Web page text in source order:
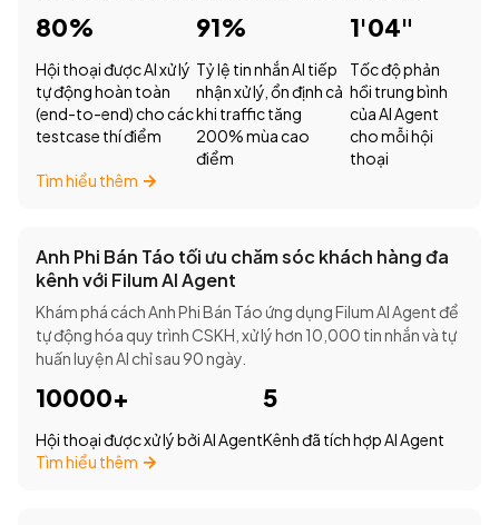
80%
Hội thoại được AI xử lý
tự động hoàn toàn
(end-to-end) cho các
testcase thí điểm
91%
Tỷ lệ tin nhắn AI tiếp
nhận xử lý, ổn định cả
khi traffic tăng
200% mùa cao
điểm
1'04"
Tốc độ phản
hồi trung bình
của AI Agent
cho mỗi hội
thoại
Tìm hiểu thêm
Anh Phi Bán Táo tối ưu chăm sóc khách hàng đa
kênh với Filum AI Agent
Khám phá cách Anh Phi Bán Táo ứng dụng Filum AI Agent để
tự động hóa quy trình CSKH, xử lý hơn 10,000 tin nhắn và tự
huấn luyện AI chỉ sau 90 ngày.
10000+
Hội thoại được xử lý bởi AI Agent
5
Kênh đã tích hợp AI Agent
Tìm hiểu thêm